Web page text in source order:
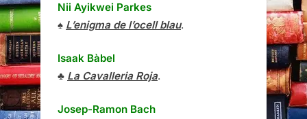
Nii Ayikwei Parkes
♠ L’enigma de l’ocell blau.
Isaak Bàbel
♣ La Cavalleria Roja.
Josep-Ramon Bach